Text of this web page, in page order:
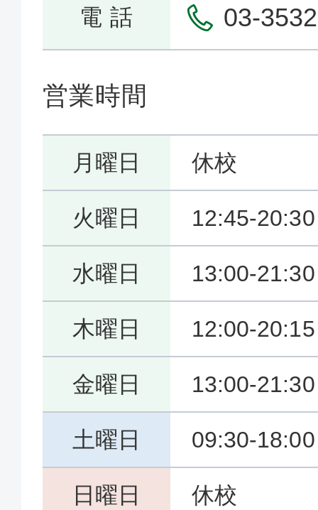
電 話 03-
営業時間
月曜日 休校
火曜日 12:45-20:30
水曜日 13:00-21:30
木曜日 12:00-20:15
金曜日 13:00-21:30
土曜日 09:30-18:00
日曜日 休校